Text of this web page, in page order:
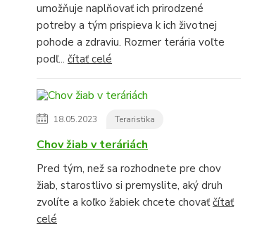
umožňuje naplňovať ich prirodzené
potreby a tým prispieva k ich životnej
pohode a zdraviu. Rozmer terária voľte
podľ... čítať celé
18.05.2023 Teraristika
Chov žiab v teráriách
Pred tým, než sa rozhodnete pre chov
žiab, starostlivo si premyslite, aký druh
zvolíte a koľko žabiek chcete chovaťčítať
celé